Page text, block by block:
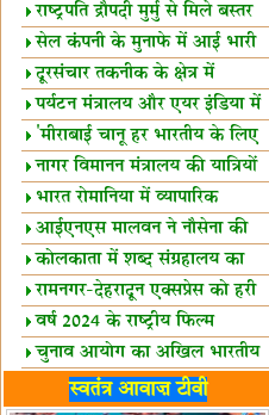
व्यापार विस्तार
राष्ट्रपति द्रौपदी मुर्मु से मिले बस्तर
के प्रतिनिधि
सेल कंपनी के मुनाफे में आई भारी
उछाल!
दूरसंचार तकनीक के क्षेत्र में
उत्कृष्टता पुरस्कार
पर्यटन मंत्रालय और एयर इंडिया में
समझौता
'मीराबाई चानू हर भारतीय के लिए
प्रेरणा'
नागर विमानन मंत्रालय की यात्रियों
को सलाह
भारत रोमानिया में व्यापारिक
साझेदारियां
आईएनएस मालवन ने नौसेना की
ताकत बढ़ाई
कोलकाता में शब्द संग्रहालय का
उद्घाटन
रामनगर-देहरादून एक्सप्रेस को हरी
झंडीवर्ष 2024 के राष्ट्रीय फिल्म
पुरस्कारों की घोषणा
चुनाव आयोग का अखिल भारतीय
मीडिया सम्मेलन
भारत में केवड़े का अस्तित्‍व 24
स्वतंत्र आवाज़ टीवी